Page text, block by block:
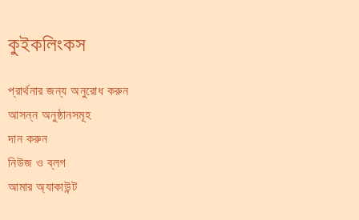
কুইকলিংকস
প্রার্থনার জন্য অনুরোধ করুন
আসন্ন অনুষ্ঠানসমূহ
দান করুন
নিউজ ও ব্লগ
আমার অ্যাকাউন্ট